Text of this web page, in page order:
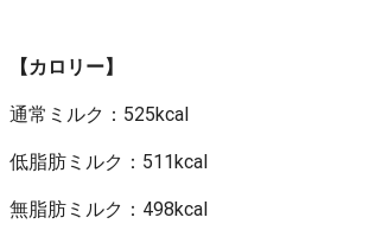
【カロリー】
通常ミルク：525kcal
低脂肪ミルク：511kcal
無脂肪ミルク：498kcal